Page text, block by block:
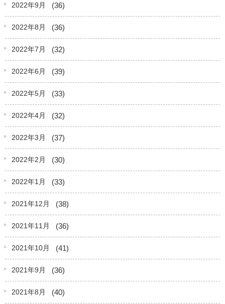
2022年9月 (36)
2022年8月 (36)
2022年7月 (32)
2022年6月 (39)
2022年5月 (33)
2022年4月 (32)
2022年3月 (37)
2022年2月 (30)
2022年1月 (33)
2021年12月 (38)
2021年11月 (36)
2021年10月 (41)
2021年9月 (36)
2021年8月 (40)